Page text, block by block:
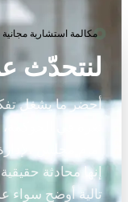
مكالمة استشارية مجانية
لنتحدّث
أحضر ما يشغل
ثغرة في الحوكمة،
أمام مجلس
إنها محادثة
تالية أوضح سواء